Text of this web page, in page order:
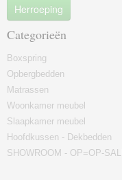
Herroeping
Categorieën
Boxspring
Opbergbedden
Matrassen
Woonkamer meubel
Slaapkamer meubel
Hoofdkussen - Dekbedden
SHOWROOM - OP=OP-